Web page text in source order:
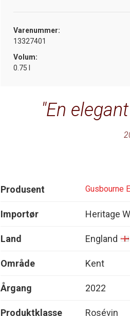
Varenummer:
13327401
Volum:
0.75 l
En
Produsent Gusbourne
Importør Heritage
Land England
Område Kent
Årgang 2022
Produktklasse Rosévin